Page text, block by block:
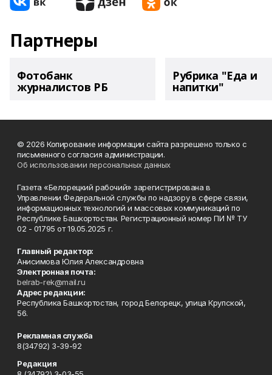
Партнеры
Фотобанк
журналистов РБ
Рубрика "Еда и
напитки"
© 2026 Копирование информации сайта разрешено только с
письменного согласия администрации.
Об использовании персональных данных
Газета «Белорецкий рабочий» зарегистрирована в
Управлении Федеральной службы по надзору в сфере связи,
информационных технологий и массовых коммуникаций по
Республике Башкортостан. Регистрационный номер ПИ № ТУ
02 - 01795 от 19.05.2025 г.
Главный редактор:
Анисимова Юлия Александровна
Электронная почта:
belrab-rek@mail.ru
Адрес редакции:
Республика Башкортостан, город Белорецк, улица Крупской,
56.
Рекламная служба
8(34792) 3-39-92
Редакция